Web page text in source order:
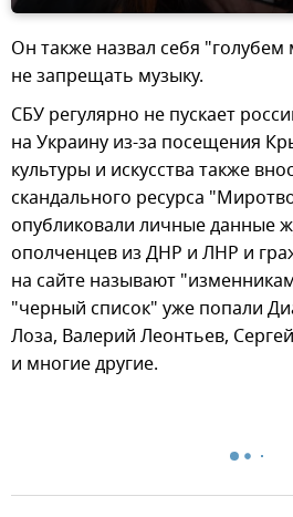
Он также назвал себя
не запрещать музыку.
СБУ регулярно не пускает
на Украину из-за посещения
культуры и искусства также
скандального ресурса
опубликовали личные данные
ополченцев из ДНР и ЛНР и
на сайте называют
"черный список" уже попали
Лоза, Валерий Леонтьев,
и многие другие.